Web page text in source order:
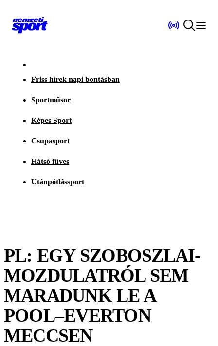
Friss hírek napi bontásban
Sportműsor
Képes Sport
Csupasport
Hátsó füves
Utánpótlássport
PL: EGY SZOBOSZLAI-
MOZDULATRÓL SEM
MARADUNK LE A
POOL–EVERTON
MECCSEN